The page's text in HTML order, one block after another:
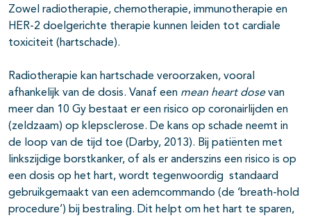
Zowel radiotherapie, chemotherapie, immunotherapie en
HER-2 doelgerichte therapie kunnen leiden tot cardiale
toxiciteit (hartschade).
Radiotherapie kan hartschade veroorzaken, vooral
afhankelijk van de dosis. Vanaf een mean heart dosevan
meer dan 10 Gy bestaat er een risico op coronairlijden en
(zeldzaam) op klepsclerose. De kans op schade neemt in
de loop van de tijd toe (Darby, 2013). Bij patiënten met
linkszijdige borstkanker, of als er anderszins een risico is op
een dosis op het hart, wordt tegenwoordig standaard
gebruikgemaakt van een ademcommando (de ‘breath-hold
procedure’) bij bestraling. Dit helpt om het hart te sparen,